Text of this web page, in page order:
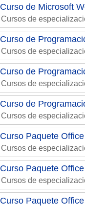
Curso de Microsoft
Cursos de
Curso de
Cursos de
Curso de
Cursos de
Curso de
Cursos de
Curso Paquete
Cursos de
Curso Paquete
Cursos de
Curso Paquete